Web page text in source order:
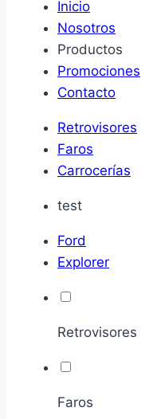
Inicio
Nosotros
Productos
Promociones
Contacto
Retrovisores
Faros
Carrocerías
test
Ford
Explorer
Retrovisores
Faros